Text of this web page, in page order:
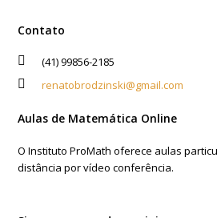
Contato
(41) 99856-2185
renatobrodzinski@gmail.com
Aulas de Matemática Online
O Instituto ProMath oferece aulas
distância por vídeo conferência.